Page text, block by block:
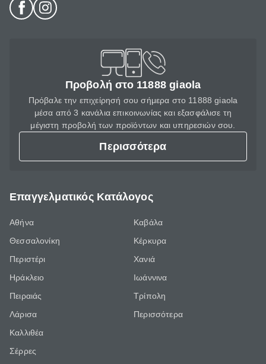
Προβολή στο 11888 giaola
Πρόβαλε την επιχείρησή σου σήμερα στο 11888 giaola
μέσα από 3 κανάλια επικοινωνίας και εξασφάλισε τη
μέγιστη προβολή των προϊόντων και υπηρεσιών σου.
Περισσότερα
Επαγγελματικός Κατάλογος
Αθήνα
Θεσσαλονίκη
Περιστέρι
Ηράκλειο
Πειραιάς
Λάρισα
Καλλιθέα
Σέρρες
Καβάλα
Κέρκυρα
Χανιά
Ιωάννινα
Τρίπολη
Περισσότερα